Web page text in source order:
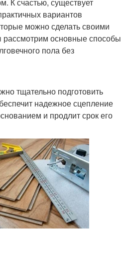
вариантов
можно сделать своими
рассмотрим основные способы
пола без
тщательно подготовить
надежное сцепление
и продлит срок его